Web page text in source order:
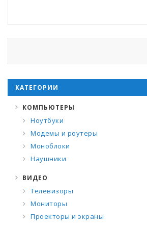
КАТЕГОРИИ
КОМПЬЮТЕРЫ
Ноутбуки
Модемы и роутеры
Моноблоки
Наушники
ВИДЕО
Телевизоры
Мониторы
Проекторы и экраны